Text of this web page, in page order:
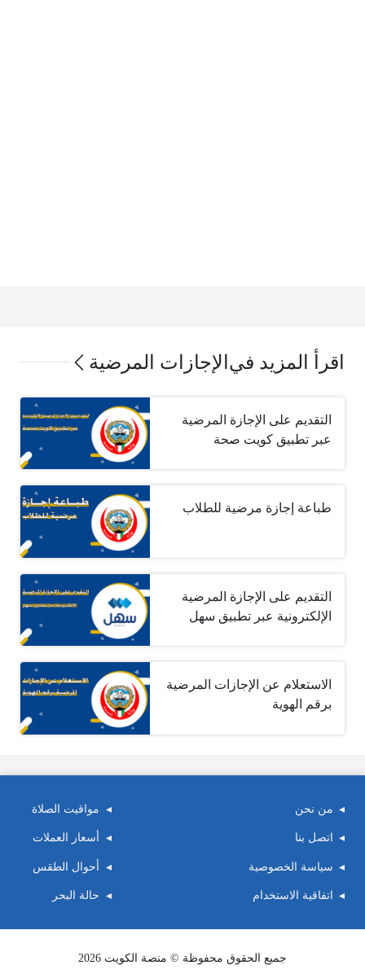
اقرأ المزيد في الإجازات المرضية
التقديم على الإجازة المرضية
عبر تطبيق كويت صحة
طباعة إجازة مرضية للطلاب
التقديم على الإجازة المرضية
الإلكترونية عبر تطبيق سهل
الاستعلام عن الإجازات المرضية
برقم الهوية
من نحن
اتصل بنا
سياسة الخصوصية
اتفاقية الاستخدام
مواقيت الصلاة
أسعار العملات
أحوال الطقس
حالة البحر
جميع الحقوق محفوظة © منصة الكويت 2026